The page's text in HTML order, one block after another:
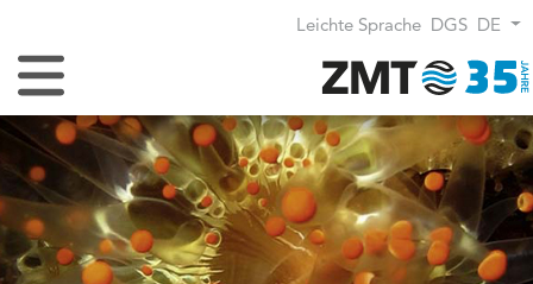
Leichte Sprache DGS DE
Navigation umschalten